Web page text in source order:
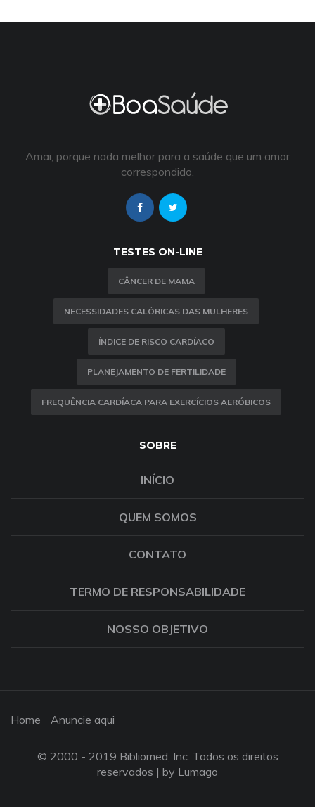
Amai, porque nada melhor para a saúde que um amor
correspondido.
TESTES ON-LINE
CÂNCER DE MAMA
NECESSIDADES CALÓRICAS DAS MULHERES
ÍNDICE DE RISCO CARDÍACO
PLANEJAMENTO DE FERTILIDADE
FREQUÊNCIA CARDÍACA PARA EXERCÍCIOS AERÓBICOS
SOBRE
INÍCIO
QUEM SOMOS
CONTATO
TERMO DE RESPONSABILIDADE
NOSSO OBJETIVO
Home Anuncie aqui
© 2000 - 2019 Bibliomed, Inc. Todos os direitos
reservados | by Lumago